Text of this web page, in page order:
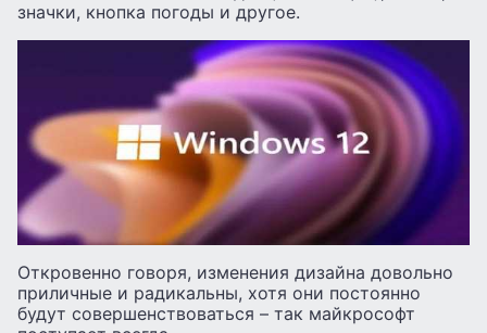
значки, кнопка погоды и другое.
Откровенно говоря, изменения дизайна довольно
приличные и радикальны, хотя они постоянно
будут совершенствоваться – так майкрософт